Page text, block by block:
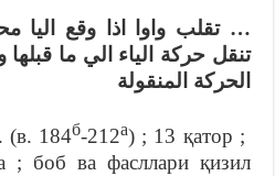
… تقلب واوا اذا وقع اليا
تنقل حركة الياء الي ما قبلها
الحركة المنقولة
(в. 184б-212а) ; 13 қатор ;
; боб ва фасллари қизил